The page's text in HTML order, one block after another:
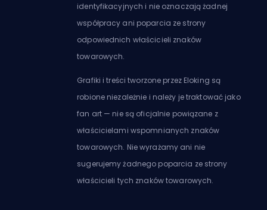
identyfikacyjnych i nie oznaczają żadnej
współpracy ani poparcia ze strony
odpowiednich właścicieli znaków
towarowych.
Grafiki i treści tworzone przez Eloking są
robione niezależnie i należy je traktować jako
fan art — nie są oficjalnie powiązane z
właścicielami wspomnianych znaków
towarowych. Nie wyrażamy ani nie
sugerujemy żadnego poparcia ze strony
właścicieli tych znaków towarowych.